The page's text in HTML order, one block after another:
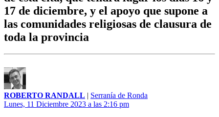
17 de diciembre, y el apoyo que supone a
las comunidades religiosas de clausura de
toda la provincia
ROBERTO RANDALL | Serranía de Ronda
Lunes, 11 Diciembre 2023 a las 2:16 pm